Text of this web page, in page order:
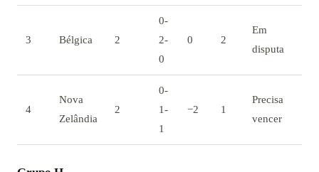
3 Bélgica 2
0-
2-
0
0 2
Em
disputa
4
Nova
Zelândia
2
0-
1-
1
−2 1
Precisa
vencer